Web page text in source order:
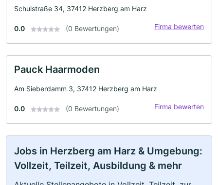
Schulstraße 34, 37412 Herzberg am Harz
0.0 (0 Bewertungen) Firma bewerten
Pauck Haarmoden
Am Sieberdamm 3, 37412 Herzberg am Harz
0.0 (0 Bewertungen) Firma bewerten
Jobs in Herzberg am Harz & Umgebung:
Vollzeit, Teilzeit, Ausbildung & mehr